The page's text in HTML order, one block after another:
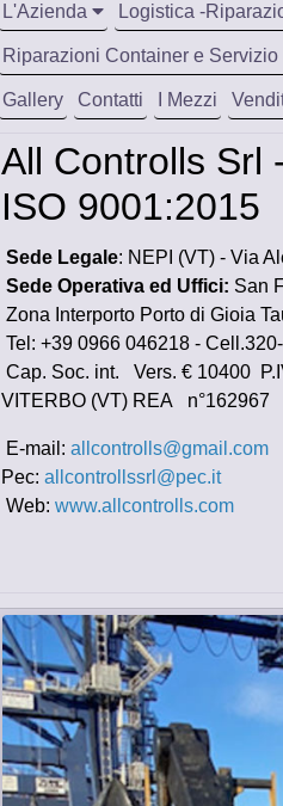
L'Azienda Logistica -
Riparazioni Container e
Gallery Contatti I Mezzi
All Controlls Srl
ISO 9001:2015
Sede Legale: NEPI (VT) - Via
Sede Operativa ed Uffici: San
Zona Interporto Porto
Tel: +39 0966 046218 -
Cap. Soc. int.
VITERBO (VT) REA n°162967
E-mail: allcontrolls@gmail.com
Pec: allcontrollssrl@pec.it
Web: www.allcontrolls.com